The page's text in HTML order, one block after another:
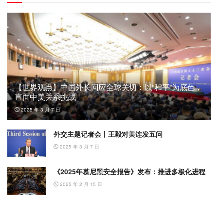
【世界观点】中国外长回应全球关切：以”和平”为底色，
直面中美关系挑战
2025 年 3 月 7 日
外交主题记者会丨王毅对美连发五问
2025 年 3 月 7 日
《2025年慕尼黑安全报告》发布：推进多极化进程
2025 年 2 月 15 日